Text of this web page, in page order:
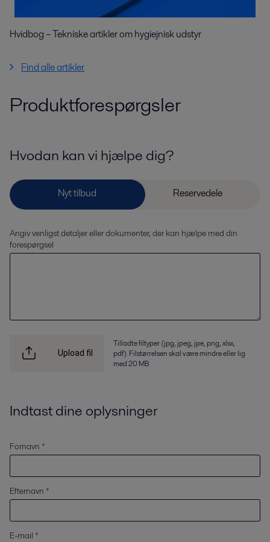
Hvidbog – Tekniske artikler om hygiejnisk udstyr
Find alle artikler
Produktforespørgsler
Hvodan kan vi hjælpe dig?
Angiv venligst detaljer eller dokumenter, der kan hjælpe med din
forespørgsel
Upload fil
Tilladte filtyper (jpg, jpeg, jpe, png, xlsx,
pdf). Filstørrelsen skal være mindre eller lig
med 20 MB
Indtast dine oplysninger
Fornavn *
Efternavn *
E-mail *